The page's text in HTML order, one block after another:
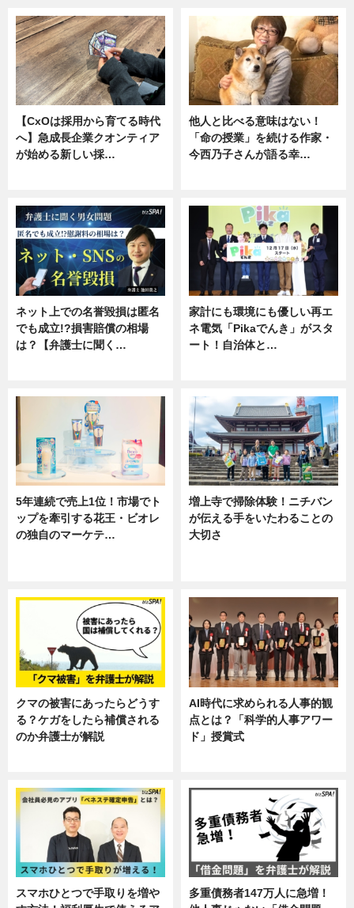
【CxOは採用から育てる時代
へ】急成長企業クオンティア
が始める新しい採…
他人と比べる意味はない！
「命の授業」を続ける作家・
今西乃子さんが語る幸…
ネット上での名誉毀損は匿名
でも成立!?損害賠償の相場
は？【弁護士に聞く…
家計にも環境にも優しい再エ
ネ電気「Pikaでんき」がスタ
ート！自治体と…
5年連続で売上1位！市場でト
ップを牽引する花王・ビオレ
の独自のマーケテ…
増上寺で掃除体験！ニチバン
が伝える手をいたわることの
大切さ
クマの被害にあったらどうす
る？ケガをしたら補償される
のか弁護士が解説
AI時代に求められる人事的観
点とは？「科学的人事アワー
ド」授賞式
スマホひとつで手取りを増や
多重債務者147万人に急増！